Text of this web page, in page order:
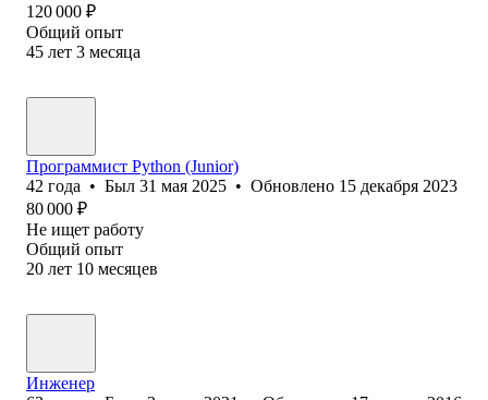
120 000 ₽
Общий опыт
45 лет 3 месяца
Программист Python (Junior)
42 года • Был 31 мая 2025 • Обновлено 15 декабря 2023
80 000 ₽
Не ищет работу
Общий опыт
20 лет 10 месяцев
Инженер